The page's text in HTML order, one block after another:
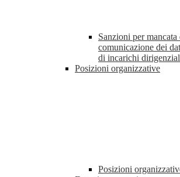
Sanzioni per
comunicazione dei
di incarichi
Posizioni organizzative
Posizioni